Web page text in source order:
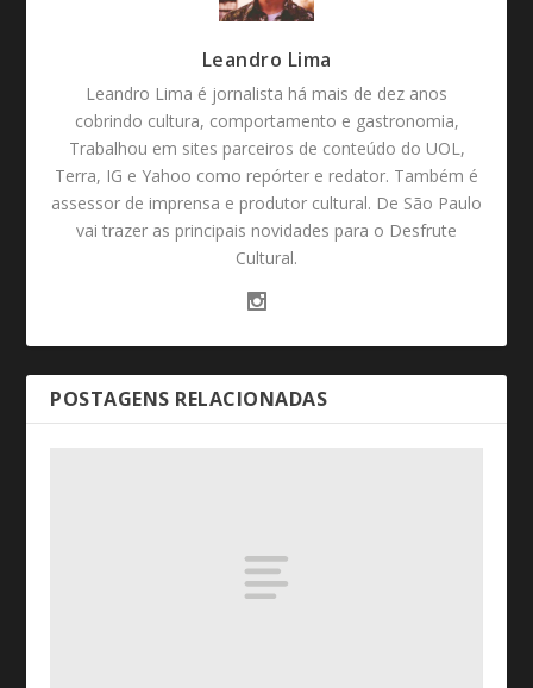
Leandro Lima
Leandro Lima é jornalista há mais de dez anos
cobrindo cultura, comportamento e gastronomia,
Trabalhou em sites parceiros de conteúdo do UOL,
Terra, IG e Yahoo como repórter e redator. Também é
assessor de imprensa e produtor cultural. De São Paulo
vai trazer as principais novidades para o Desfrute
Cultural.
POSTAGENS RELACIONADAS